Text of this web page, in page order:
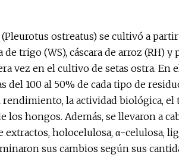
ostreatus) se cultivó a
de trigo (WS), cáscara de arroz (RH)
vez en el cultivo de setas ostra. En
del 100 al 50% de cada tipo de
la actividad biológica,
los hongos. Además, se llevaron a
holocelulosa, α-celulosa,
sus cambios según sus